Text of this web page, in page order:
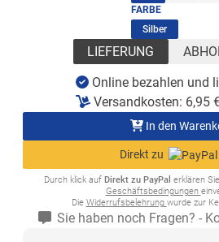
FARBE
Silber
LIEFERUNG
Online bezahlen und
Versandkosten: 6,95
In den
Direkt zu
Durch klick auf Direkt zu PayPal erklären
Geschäftsbedingungen
Die Widerrufsbelehrung wurde zur
Sie haben noch Fragen? -